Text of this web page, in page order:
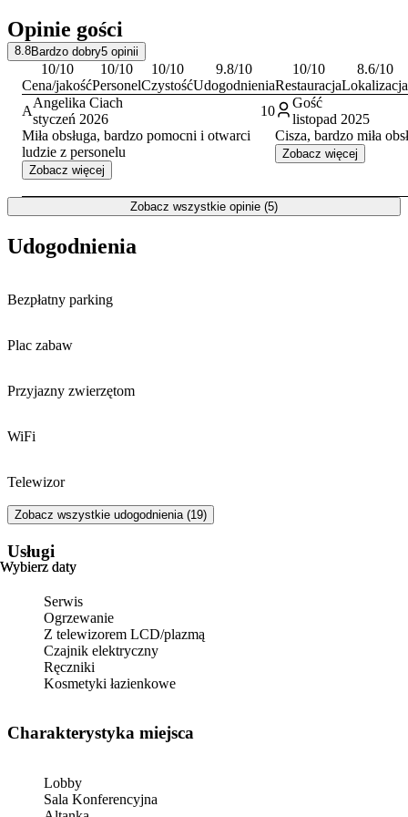
słynneCentrum Dziedzictwa Szkła
Warto również odwiedzić Etnocentrum Ziemi Krośnieńskiej, by
poznać lokalną kulturę. Zimą dodatkową atrakcję stanowi bliskość
lodowiska MOSiR, a latem – odkrytej pływalni.
Opinie gości
8.8Bardzo dobry5 opinii
10/10
Cena/jakość
10/10
Personel
10/10
Czystość
9.8/10
Udogodnienia
10/10
Restauracja
8.6/10
Lokalizacja
A
Angelika Ciach
styczeń 2026
10
Miła obsługa, bardzo pomocni i otwarci
ludzie z personelu
Zobacz więcej
Gość
listopad 2025
Cisza, bardzo miła
Zobacz więcej
Zobacz wszystkie opinie (5)
Wybierz daty
Wybierz daty
Udogodnienia
Bezpłatny parking
Plac zabaw
Przyjazny zwierzętom
WiFi
Telewizor
Zobacz wszystkie udogodnienia (19)
Usługi
Serwis
Ogrzewanie
Z telewizorem LCD/plazmą
Czajnik elektryczny
Ręczniki
Kosmetyki łazienkowe
Charakterystyka miejsca
Lobby
Sala Konferencyjna